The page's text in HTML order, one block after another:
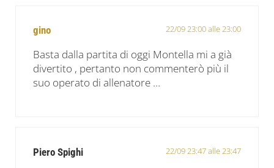
gino 22/09 23:00 alle 23:00
Basta dalla partita di oggi Montella mi a già
divertito , pertanto non commenterò più il
suo operato di allenatore …
Piero Spighi 22/09 23:47 alle 23:47